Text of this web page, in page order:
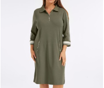
ATELIER GOLDNER